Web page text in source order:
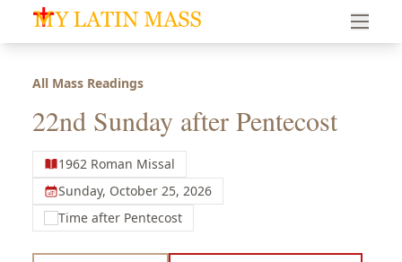
My Latin Mass - Traditional Latin Mass of South Florida
All Mass Readings
22nd Sunday after Pentecost
1962 Roman Missal
Sunday, October 25, 2026
Time after Pentecost